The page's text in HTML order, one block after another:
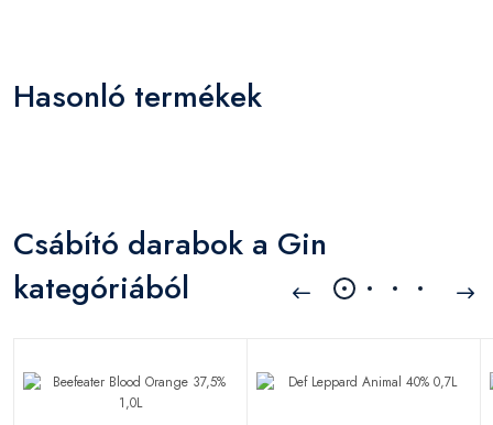
Hasonló termékek
Csábító darabok a Gin
kategóriából